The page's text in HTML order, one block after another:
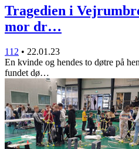
Tragedien i
mor dr…
112 • 22.01.23
En kvinde og hendes to døtre på
fundet dø…